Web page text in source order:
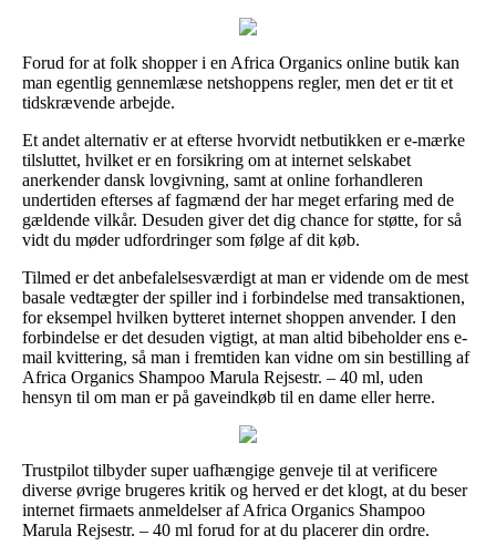
Forud for at folk shopper i en Africa Organics online butik kan
man egentlig gennemlæse netshoppens regler, men det er tit et
tidskrævende arbejde.
Et andet alternativ er at efterse hvorvidt netbutikken er e-mærke
tilsluttet, hvilket er en forsikring om at internet selskabet
anerkender dansk lovgivning, samt at online forhandleren
undertiden efterses af fagmænd der har meget erfaring med de
gældende vilkår. Desuden giver det dig chance for støtte, for så
vidt du møder udfordringer som følge af dit køb.
Tilmed er det anbefalelsesværdigt at man er vidende om de mest
basale vedtægter der spiller ind i forbindelse med transaktionen,
for eksempel hvilken bytteret internet shoppen anvender. I den
forbindelse er det desuden vigtigt, at man altid bibeholder ens e-
mail kvittering, så man i fremtiden kan vidne om sin bestilling af
Africa Organics Shampoo Marula Rejsestr. – 40 ml, uden
hensyn til om man er på gaveindkøb til en dame eller herre.
Trustpilot tilbyder super uafhængige genveje til at verificere
diverse øvrige brugeres kritik og herved er det klogt, at du beser
internet firmaets anmeldelser af Africa Organics Shampoo
Marula Rejsestr. – 40 ml forud for at du placerer din ordre.